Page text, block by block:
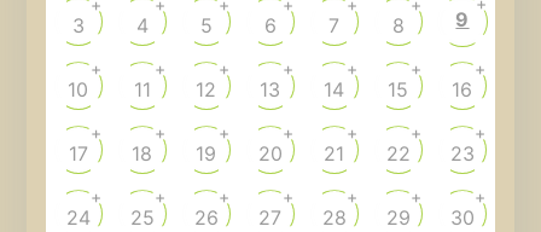
3
+
4
+
5
+
6
+
7
+
8
+
9
10
+
11
+
12
+
13
+
14
+
15
+
16
+
17
+
18
+
19
+
20
+
21
+
22
+
23
+
24
+
25
+
26
+
27
+
28
+
29
+
30
+